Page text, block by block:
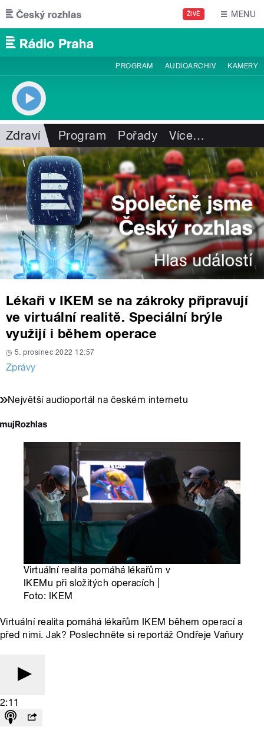
Přejít k hlavnímu obsahu
ŽIVĚ MENU
PROGRAM AUDIOARCHIV KAMERY
Zdraví Program Pořady Více…
Lékaři v IKEM se na zákroky připravují
ve virtuální realitě. Speciální brýle
využijí i během operace
5. prosinec 2022 12:57
Zprávy
Největší audioportál na českém internetu
Virtuální realita pomáhá lékařům v
IKEMu při složitých operacích |
Foto: IKEM
Virtuální realita pomáhá lékařům IKEM během operací a
před nimi. Jak? Poslechněte si reportáž Ondřeje Vaňury
2:11